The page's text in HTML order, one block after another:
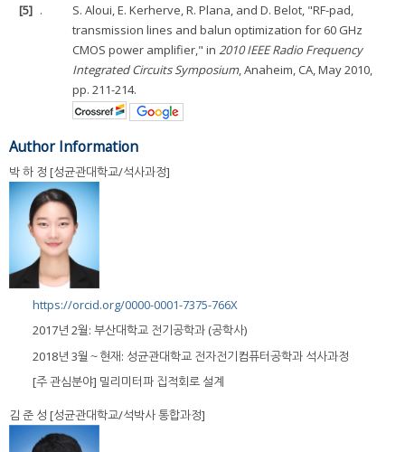
[5] .
S. Aloui, E. Kerherve, R. Plana, and D. Belot, "RF-pad,
transmission lines and balun optimization for 60 GHz
CMOS power amplifier," in2010 IEEE Radio Frequency
Integrated Circuits Symposium, Anaheim, CA, May 2010,
pp. 211-214.
Author Information
박 하 정 [성균관대학교/석사과정]
https://orcid.org/0000-0001-7375-766X
2017년 2월: 부산대학교 전기공학과 (공학사)
2018년 3월～현재: 성균관대학교 전자전기컴퓨터공학과 석사과정
[주 관심분야] 밀리미터파 집적회로 설계
김 준 성 [성균관대학교/석박사 통합과정]